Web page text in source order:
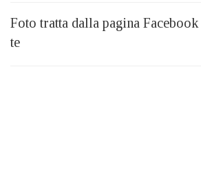
Foto tratta dalla pagina Facebook
te